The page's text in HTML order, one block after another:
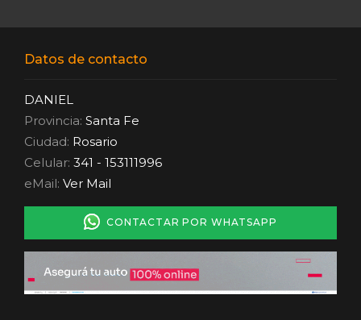
Datos de contacto
DANIEL
Provincia: Santa Fe
Ciudad: Rosario
Celular: 341 - 153111996
eMail: Ver Mail
CONTACTAR POR WHATSAPP